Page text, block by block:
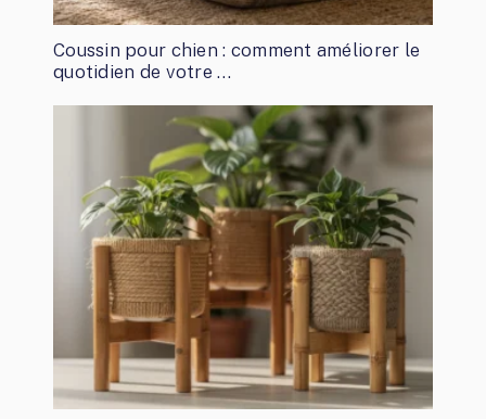
Coussin pour chien : comment améliorer le
quotidien de votre …